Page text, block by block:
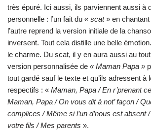
très épuré. Ici aussi, ils parviennent aussi à
personnelle : l’un fait du « scat» en chantant
l’autre reprend la version initiale de la
inversent. Tout cela distille une belle
le charme. Du scat, il y en aura aussi au
version personnalisée de « Maman Papa »
tout gardé sauf le texte et qu’ils adressent à
respectifs : « Maman, Papa / En r’prenant
Maman, Papa / On vous dit à not’ façon /
complices / Même si l’un d’nous est absent
votre fils / Mes parents ».